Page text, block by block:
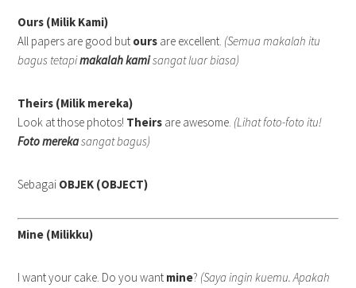
Ours (Milik Kami)
All papers are good but ours are excellent. (Semua makalah itu
bagus tetapimakalah kamisangat luar biasa)
Theirs (Milik mereka)
Look at those photos! Theirs are awesome. (Lihat foto-foto itu!
Foto merekasangat bagus)
Sebagai OBJEK (OBJECT)
Mine (Milikku)
I want your cake. Do you want mine? (Saya ingin kuemu. Apakah